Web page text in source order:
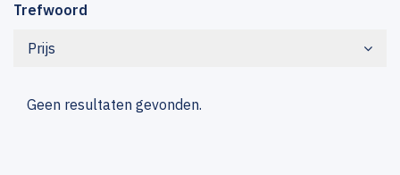
Trefwoord
Prijs
Geen resultaten gevonden.